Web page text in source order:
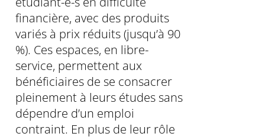
financière, avec des produits
variés à prix réduits (jusqu’à 90
%). Ces espaces, en libre-
service, permettent aux
bénéficiaires de se consacrer
pleinement à leurs études sans
dépendre d’un emploi
contraint. En plus de leur rôle